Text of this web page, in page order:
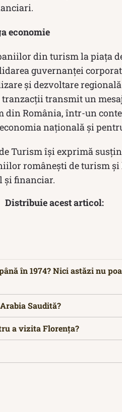
economie
din turism la piața
guvernanței
și dezvoltare
transmit un
România, într-un
națională și
Turism își exprimă
românești de turism
financiar.
Distribuie acest articol:
în 1974? Nici astăzi nu
Saudită?
a vizita Florența?